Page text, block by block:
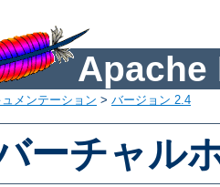
Apache
ュメンテーション > バージョン 2.4
ーチャル